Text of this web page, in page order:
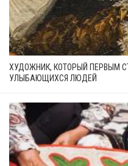
ХУДОЖНИК, КОТОРЫЙ ПЕРВЫМ
УЛЫБАЮЩИХСЯ ЛЮДЕЙ